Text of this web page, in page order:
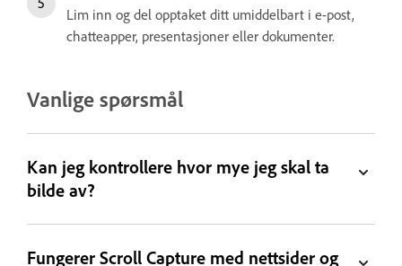
Lim inn og del opptaket ditt umiddelbart i e-post,
chatteapper, presentasjoner eller dokumenter.
Vanlige spørsmål
Kan jeg kontrollere hvor mye jeg skal ta
bilde av?
Fungerer Scroll Capture med nettsider og